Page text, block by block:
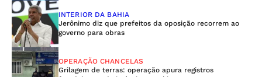
INTERIOR DA BAHIA
Jerônimo diz que prefeitos da oposição recorrem ao
governo para obras
OPERAÇÃO CHANCELAS
Grilagem de terras: operação apura registros